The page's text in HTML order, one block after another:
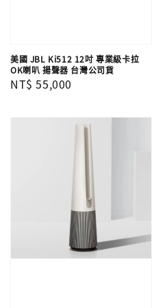
美國 JBL Ki512 12吋 專業級卡拉
OK喇叭 揚聲器 台灣公司貨
Regular
NT$ 55,000